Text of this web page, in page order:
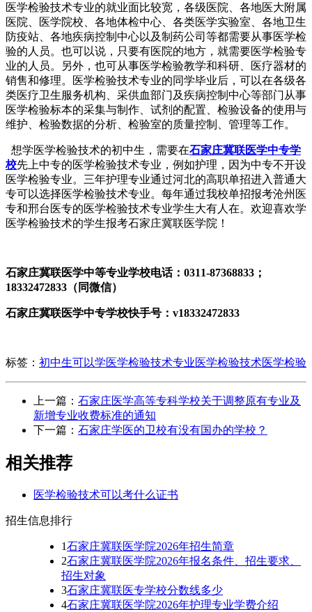
医学检验技术专业的就业面比较宽，各级医院、各地医大附属
医院、医学院校、各地体检中心、各类医学实验室、各地卫生
防疫站、各地疾病控制中心以及制药公司等都需要从事医学检
验的人员。也可以说，只要有医院的地方，就需要医学检验专
业的人员。另外，也可从事医学检验教学和科研、医疗器材的
销售和修理。医学检验技术专业的同学毕业后，可以在各级各
类医疗卫生服务机构、采供血部门及疾病控制中心等部门从事
医学检验标本的采集与制作、试剂的配置、检验设备的使用与
维护、检验数据的分析、检验室的质量控制、管理等工作。
想学医学检验技术的初中生，需要在石家庄冀联医学中专学
校先上中专的医学检验技术专业，例如护理，因为中专不开设
医学检验专业。三年护理专业通过河北的高职单招进入普通大
专可以选择医学检验技术专业。每年通过我校单招报考沧州医
专和邢台医专的医学检验技术专业学生大有人在。欢迎喜欢学
医学检验技术的学生报考石家庄冀联医学院！
石家庄冀联医学中等专业学校电话：0311-87368833；
18332472833（同微信）
石家庄冀联医学中专学校快手号：v18332472833
标签： 初中生可以学医学检验技术专业医学检验技术医学检验
上一篇： 石家庄医学高等专科学校关于调整原有专业及
新增专业收费标准的通知
下一篇： 石家庄学医的卫校有没有国办的学校？
相关推荐
医学检验技术可以考什么证书
招生信息排行
1石家庄冀联医学院2026年招生简章
2石家庄冀联医学院2026年报名条件、招生要求、
招生对象
3石家庄冀联医专学校分数线多少
4石家庄冀联医学院2026年护理专业学费介绍